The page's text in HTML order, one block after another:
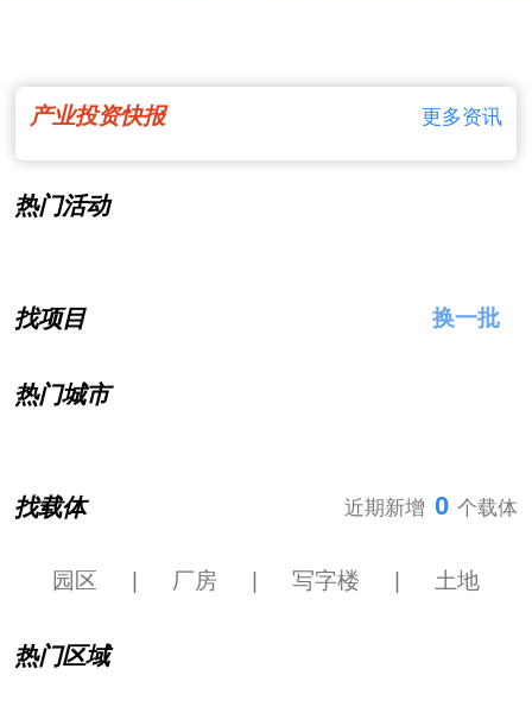
产业投资快报 更多资讯
热门活动
找项目 换一批
热门城市
找载体 近期新增 0 个载体
园区 厂房 写字楼 土地
热门区域